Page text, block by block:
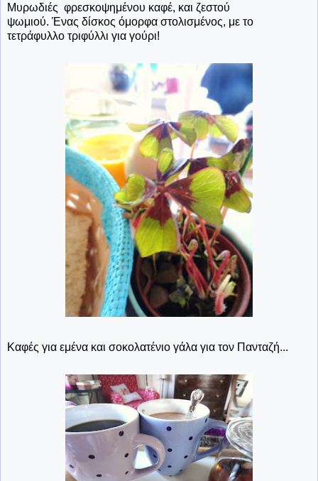
Μυρωδιές φρεσκοψημένου καφέ, και ζεστού
ψωμιού. Ένας δίσκος όμορφα στολισμένος, με το
τετράφυλλο τριφύλλι για γούρι!
Καφές για εμένα και σοκολατένιο γάλα για τον Πανταζή...